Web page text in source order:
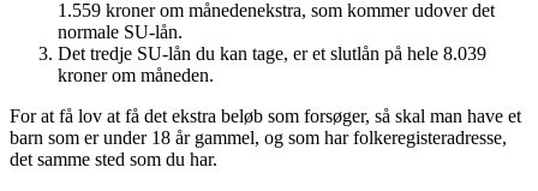
1.559 kroner om månedenekstra, som kommer udover det
normale SU-lån.
Det tredje SU-lån du kan tage, er et slutlån på hele 8.039
kroner om måneden.
For at få lov at få det ekstra beløb som forsøger, så skal man have et
barn som er under 18 år gammel, og som har folkeregisteradresse,
det samme sted som du har.